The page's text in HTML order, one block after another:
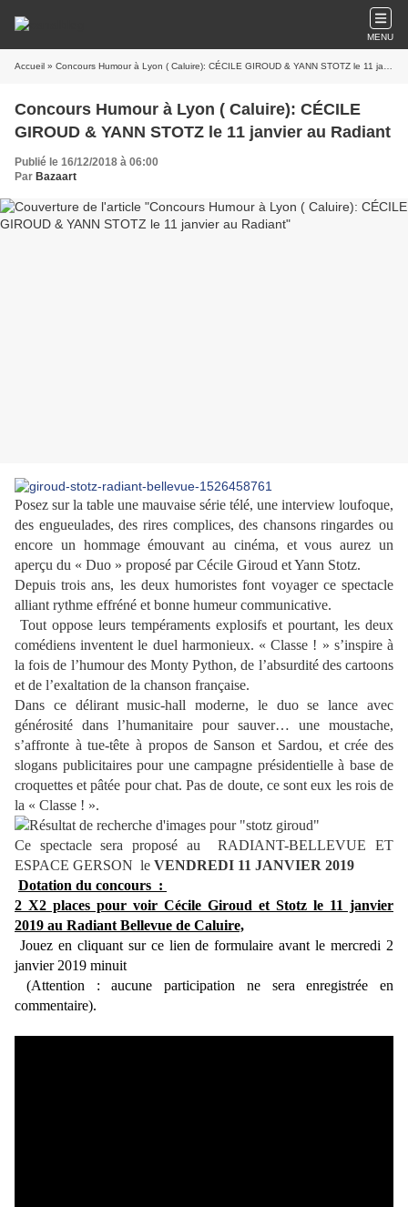
MENU
Accueil » Concours Humour à Lyon ( Caluire): CÉCILE GIROUD & YANN STOTZ le 11 janvier au Radiant
Concours Humour à Lyon ( Caluire): CÉCILE
GIROUD & YANN STOTZ le 11 janvier au Radiant
Publié le 16/12/2018 à 06:00
Par Bazaart
Posez sur la table une mauvaise série télé, une interview loufoque,
des engueulades, des rires complices, des chansons ringardes ou
encore un hommage émouvant au cinéma, et vous aurez un
aperçu du « Duo » proposé par Cécile Giroud et Yann Stotz.
Depuis trois ans, les deux humoristes font voyager ce spectacle
alliant rythme effréné et bonne humeur communicative.
Tout oppose leurs tempéraments explosifs et pourtant, les deux
comédiens inventent le duel harmonieux. « Classe ! » s’inspire à
la fois de l’humour des Monty Python, de l’absurdité des cartoons
et de l’exaltation de la chanson française.
Dans ce délirant music-hall moderne, le duo se lance avec
générosité dans l’humanitaire pour sauver… une moustache,
s’affronte à tue-tête à propos de Sanson et Sardou, et crée des
slogans publicitaires pour une campagne présidentielle à base de
croquettes et pâtée pour chat. Pas de doute, ce sont eux les rois de
la « Classe ! ».
Ce spectacle sera proposé au RADIANT-BELLEVUE ET
ESPACE GERSON le VENDREDI 11 JANVIER 2019
Dotation du concours :
2 X2 places pour voir Cécile Giroud et Stotz le 11 janvier
2019 au Radiant Bellevue de Caluire,
Jouez en cliquant sur ce lien de formulaire avant le mercredi 2
janvier 2019 minuit
(Attention : aucune participation ne sera enregistrée en
commentaire).